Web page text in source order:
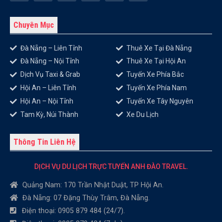
Chuyên Mục
Đà Nẵng – Liên Tỉnh
Đà Nẵng – Nội Tỉnh
Dịch Vụ Taxi & Grab
Hội An – Liên Tỉnh
Hội An – Nội Tỉnh
Tam Kỳ, Núi Thành
Thuê Xe Tại Đà Nẵng
Thuê Xe Tại Hội An
Tuyến Xe Phía Bắc
Tuyến Xe Phía Nam
Tuyến Xe Tây Nguyên
Xe Du Lịch
Thông Tin Liên Hệ
DỊCH VỤ DU LỊCH TRỰC TUYẾN ANH ĐÀO TRAVEL.
Quảng Nam: 170 Trần Nhật Duật, TP Hội An.
Đà Nẵng: 07 Đặng Thùy Trâm, Đà Nẵng.
Điện thoại: 0905 879 484 (24/7).